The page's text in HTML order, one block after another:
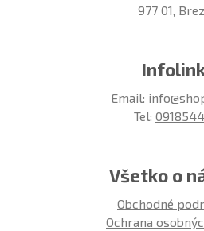
977 01,
Email:
Tel:
Všetko o
Obchodné
Ochrana